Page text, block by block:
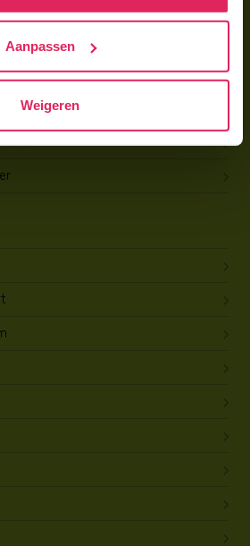
Aanpassen
Weigeren